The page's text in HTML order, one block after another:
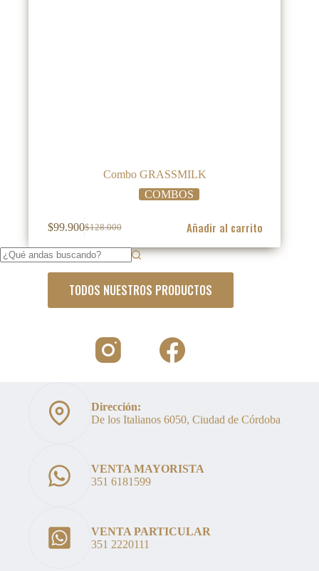
Combo GRASSMILK
COMBOS
$128.000
El
precio
original
era:
$128.000.
$99.900El
precio
actual
es:
$99.900.
Añadir al carrito
TODOS NUESTROS PRODUCTOS
Dirección:
De los Italianos 6050, Ciudad de Córdoba
VENTA MAYORISTA
351 6181599
VENTA PARTICULAR
351 2220111